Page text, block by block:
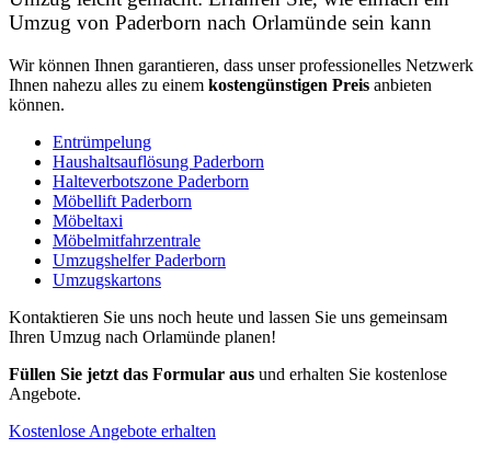
Umzug von Paderborn nach Orlamünde sein kann
Wir können Ihnen garantieren, dass unser professionelles Netzwerk
Ihnen nahezu alles zu einem kostengünstigen Preis anbieten
können.
Entrümpelung
Haushaltsauflösung Paderborn
Halteverbotszone Paderborn
Möbellift Paderborn
Möbeltaxi
Möbelmitfahrzentrale
Umzugshelfer Paderborn
Umzugskartons
Kontaktieren Sie uns noch heute und lassen Sie uns gemeinsam
Ihren Umzug nach Orlamünde planen!
Füllen Sie jetzt das Formular aus und erhalten Sie kostenlose
Angebote.
Kostenlose Angebote erhalten